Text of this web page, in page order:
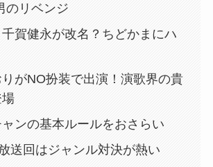
のリベンジ
賀健永が改名？ちどかまにハ
がNO扮装で出演！演歌界の貴
ャンの基本ルールをおさらい
送回はジャンル対決が熱い